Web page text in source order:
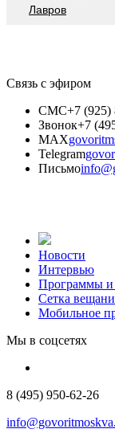
Лавров
Связь с эфиром
СМС+7 (925)
Звонок+7
MAX
Telegram
Письмо
Новости
Интервью
Программы и
Сетка
Мобильное
Мы в соцсетях
8 (495) 950-62-26